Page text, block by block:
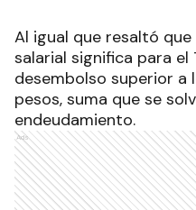
Al igual que resaltó
salarial significa para el
desembolso superior a
pesos, suma que se
endeudamiento.
Ads